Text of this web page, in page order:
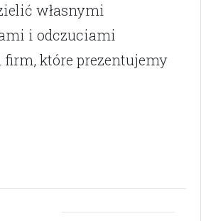
własnymi
i odczuciami
które prezentujemy